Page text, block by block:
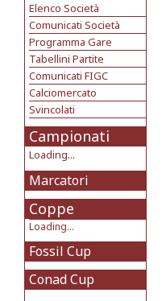
Elenco Società
Comunicati Società
Programma Gare
Tabellini Partite
Comunicati FIGC
Calciomercato
Svincolati
Campionati
Loading...
Marcatori
Coppe
Loading...
Fossil Cup
Conad Cup